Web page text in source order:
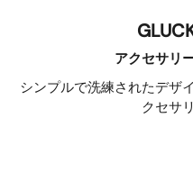
アクセサリ
シンプルで洗練されたデザ
クセサ